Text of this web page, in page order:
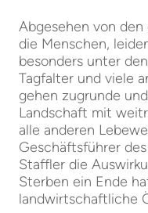
Abgesehen von
die Menschen,
besonders unter
Tagfalter und viele
gehen zugrunde
Landschaft mit
alle anderen
Geschäftsführer
Staffler die
Sterben ein Ende
landwirtschaftliche